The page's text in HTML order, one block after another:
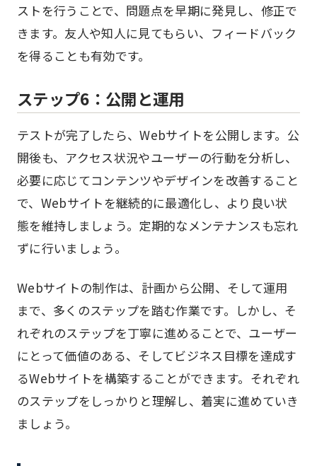
ストを行うことで、問題点を早期に発見し、修正で
きます。友人や知人に見てもらい、フィードバック
を得ることも有効です。
ステップ6：公開と運用
テストが完了したら、Webサイトを公開します。公
開後も、アクセス状況やユーザーの行動を分析し、
必要に応じてコンテンツやデザインを改善すること
で、Webサイトを継続的に最適化し、より良い状
態を維持しましょう。定期的なメンテナンスも忘れ
ずに行いましょう。
Webサイトの制作は、計画から公開、そして運用
まで、多くのステップを踏む作業です。しかし、そ
れぞれのステップを丁寧に進めることで、ユーザー
にとって価値のある、そしてビジネス目標を達成す
るWebサイトを構築することができます。それぞれ
のステップをしっかりと理解し、着実に進めていき
ましょう。